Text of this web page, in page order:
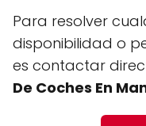
Para resolver
disponibilidad o
es contactar
De Coches En